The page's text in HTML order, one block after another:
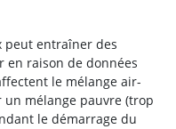
peut entraîner des
raison de données
le mélange air-
mélange pauvre (trop
le démarrage du